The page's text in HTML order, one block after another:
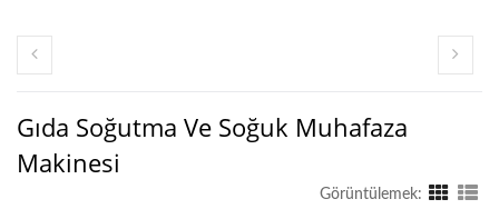
Gıda Soğutma Ve Soğuk Muhafaza
Makinesi
Görüntülemek: